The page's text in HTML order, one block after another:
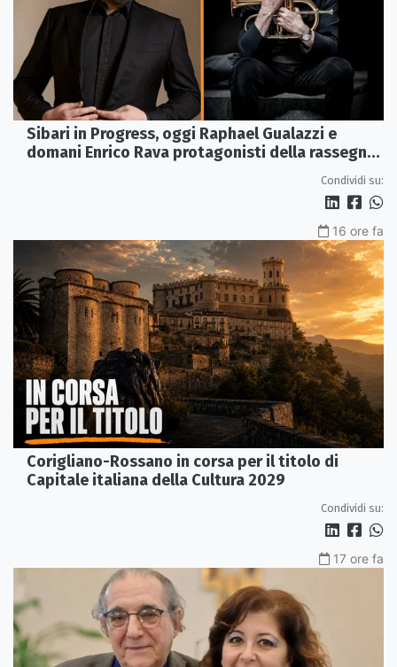
Sibari in Progress, oggi Raphael Gualazzi e
domani Enrico Rava protagonisti della rassegna
Condividi su:
16 ore fa
Corigliano-Rossano in corsa per il titolo di
Capitale italiana della Cultura 2029
Condividi su:
17 ore fa